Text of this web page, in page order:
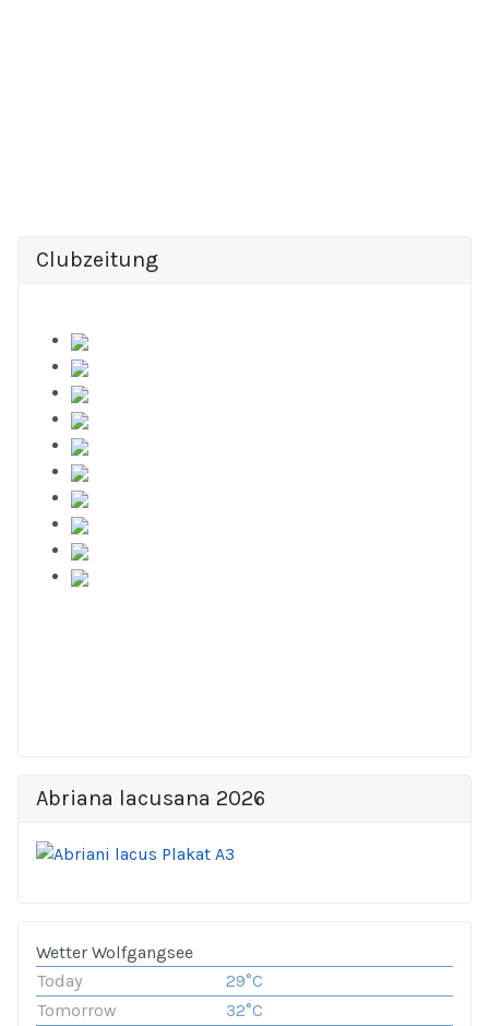
Clubzeitung
Abriana lacusana 2026
Wetter Wolfgangsee
Today
29°C
Tomorrow
32°C